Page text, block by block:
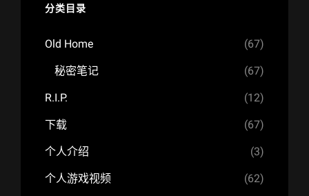
分类目录
Old Home (67)
秘密笔记 (67)
R.I.P. (12)
下载 (67)
个人介绍 (3)
个人游戏视频 (62)